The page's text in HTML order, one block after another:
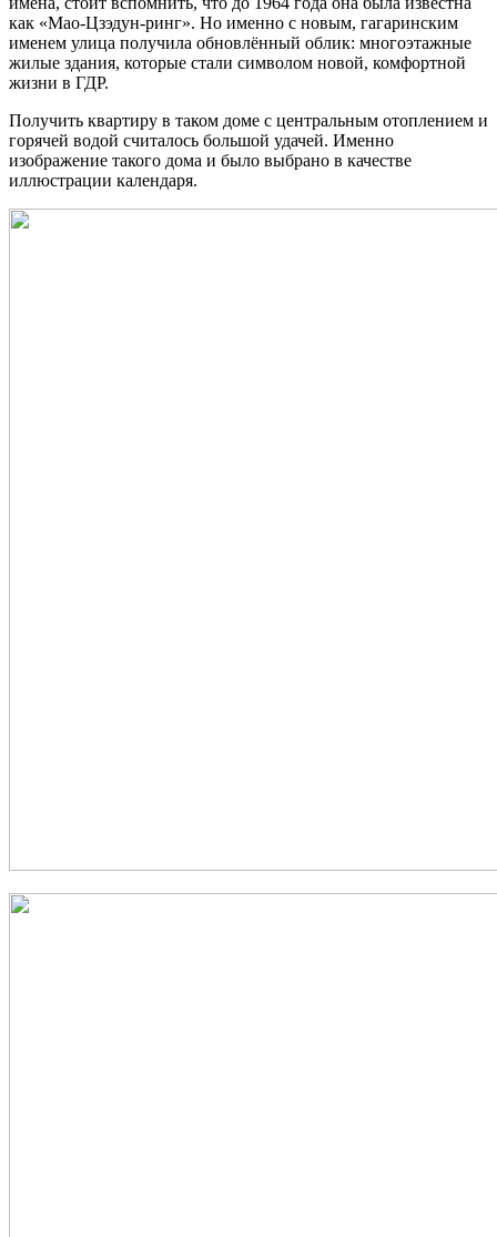
как «Мао-Цзэдун-ринг». Но именно с новым, гагаринским
именем улица получила обновлённый облик: многоэтажные
жилые здания, которые стали символом новой, комфортной
жизни в ГДР.
Получить квартиру в таком доме с центральным отоплением и
горячей водой считалось большой удачей. Именно
изображение такого дома и было выбрано в качестве
иллюстрации календаря.